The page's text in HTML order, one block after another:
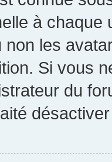
à chaque
non les
Si vous
du